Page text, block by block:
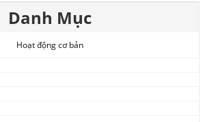
Danh Mục
Hoạt động cơ bản